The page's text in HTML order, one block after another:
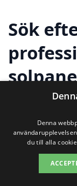
Sök
städer
Att
utmärkt sätt
hållbar och
Denna
du till alla